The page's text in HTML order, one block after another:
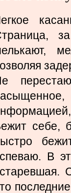
себе,
В